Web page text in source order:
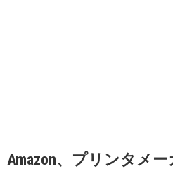
Amazon、プリンタメ